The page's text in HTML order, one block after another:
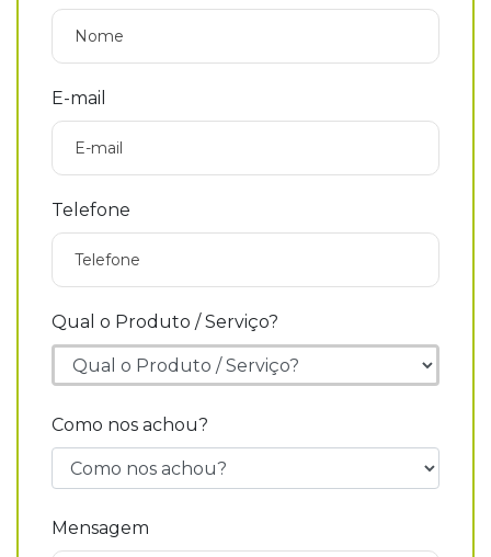
E-mail
Telefone
Qual o Produto / Serviço?
Como nos achou?
Mensagem